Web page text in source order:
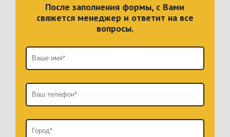
После заполнения формы, с Вами
свяжется менеджер и ответит на все
вопросы.